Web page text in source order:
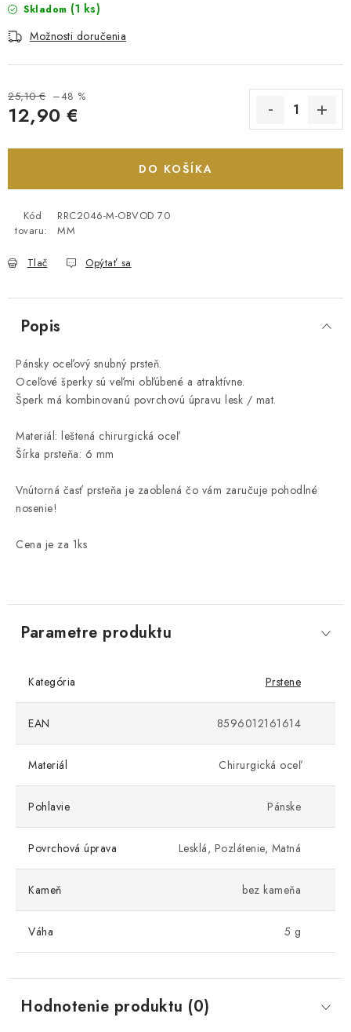
Skladom (1 ks)
Možnosti doručenia
25,10 € –48 %
12,90 €
DO KOŠÍKA
Kód
tovaru:
RRC2046-M-OBVOD 70
MM
Tlač Opýtať sa
Popis
Pánsky oceľový snubný prsteň.
Oceľové šperky sú veľmi obľúbené a atraktívne.
Šperk má kombinovanú povrchovú úpravu lesk / mat.
Materiál: leštená chirurgická oceľ
Šírka prsteňa: 6 mm
Vnútorná časť prsteňa je zaoblená čo vám zaručuje pohodlné
nosenie!
Cena je za 1ks
Parametre produktu
Kategória Prstene
EAN 8596012161614
Materiál Chirurgická oceľ
Pohlavie Pánske
Povrchová úprava Lesklá, Pozlátenie, Matná
Kameň bez kameňa
Váha 5 g
Hodnotenie produktu (0)